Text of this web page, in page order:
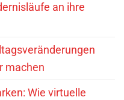
an ihre
machen
Wie virtuelle